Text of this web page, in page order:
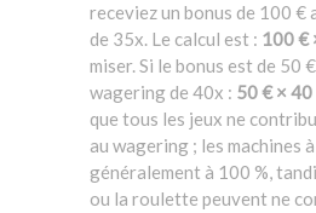
receviez un bonus de 100 €
de 35x. Le calcul est : 100 €
miser. Si le bonus est de 50
wagering de 40x : 50 € ×
que tous les jeux ne
au wagering ; les machines
généralement à 100 %,
ou la roulette peuvent ne